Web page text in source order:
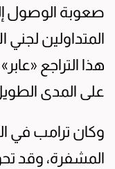
المتداولين لجني
هذا التراجع
على المدى
وكان ترامب في
المشفرة، وقد